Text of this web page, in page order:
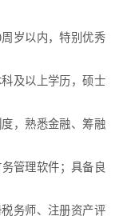
岁以内，特别优秀
及以上学历，硕士
，熟悉金融、筹融
管理软件；具备良
务师、注册资产评